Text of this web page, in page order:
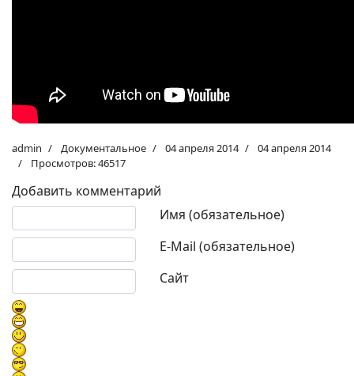
admin Документальное 04 апреля 2014
04 апреля 2014
Просмотров: 46517
Добавить комментарий
Имя (обязательное)
E-Mail (обязательное)
Сайт
Текст комментария